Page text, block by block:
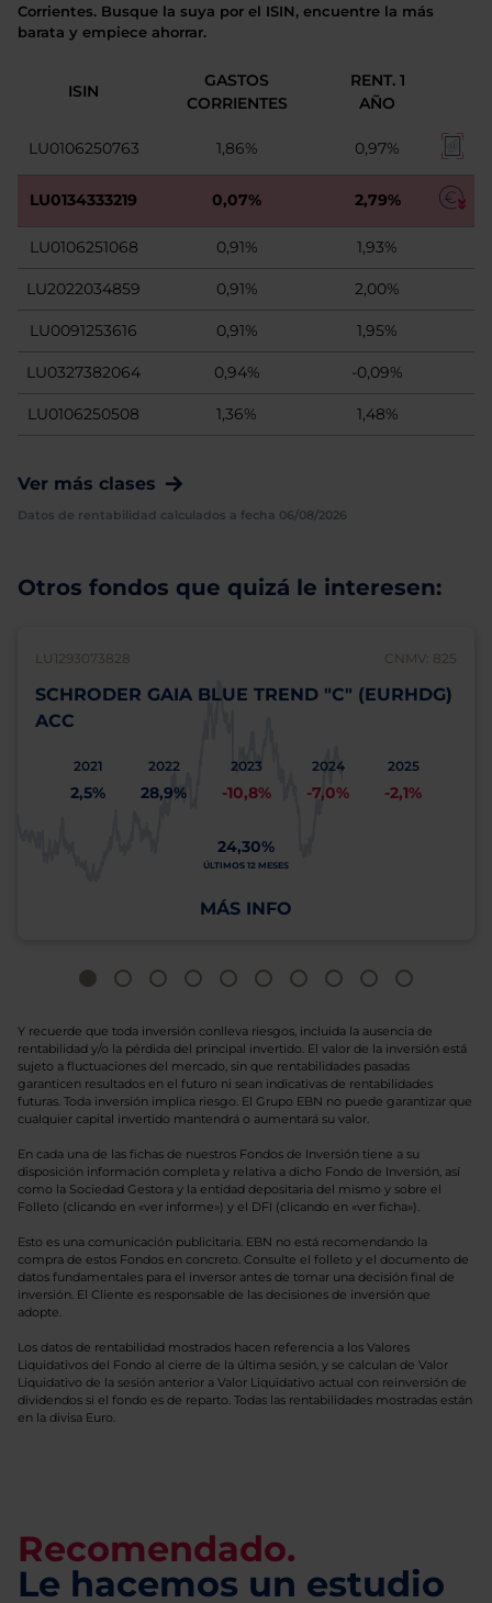
Corrientes. Busque la suya por el ISIN, encuentre la más
barata y empiece ahorrar.
ISIN
GASTOS
CORRIENTES
RENT. 1
AÑO
LU0106250763 1,86% 0,97%
LU0134333219 0,07% 2,79%
LU0106251068 0,91% 1,93%
LU2022034859 0,91% 2,00%
LU0091253616 0,91% 1,95%
LU0327382064 0,94% -0,09%
LU0106250508 1,36% 1,48%
Ver más clases
Datos de rentabilidad calculados a fecha 06/08/2026
Otros fondos que quizá le interesen:
LU1293073828 CNMV: 825
SCHRODER GAIA BLUE TREND "C" (EURHDG)
ACC
2021
2,5%
2022
28,9%
2023
-10,8%
2024
-7,0%
2025
-2,1%
24,30%
ÚLTIMOS 12 MESES
MÁS INFO
Y recuerde que toda inversión conlleva riesgos, incluida la ausencia de
rentabilidad y/o la pérdida del principal invertido. El valor de la inversión está
sujeto a fluctuaciones del mercado, sin que rentabilidades pasadas
garanticen resultados en el futuro ni sean indicativas de rentabilidades
futuras. Toda inversión implica riesgo. El Grupo EBN no puede garantizar que
cualquier capital invertido mantendrá o aumentará su valor.
En cada una de las fichas de nuestros Fondos de Inversión tiene a su
disposición información completa y relativa a dicho Fondo de Inversión, así
como la Sociedad Gestora y la entidad depositaria del mismo y sobre el
Folleto (clicando en «ver informe») y el DFI (clicando en «ver ficha»).
Esto es una comunicación publicitaria. EBN no está recomendando la
compra de estos Fondos en concreto. Consulte el folleto y el documento de
datos fundamentales para el inversor antes de tomar una decisión final de
inversión. El Cliente es responsable de las decisiones de inversión que
adopte.
Los datos de rentabilidad mostrados hacen referencia a los Valores
Liquidativos del Fondo al cierre de la última sesión, y se calculan de Valor
Liquidativo de la sesión anterior a Valor Liquidativo actual con reinversión de
dividendos si el fondo es de reparto. Todas las rentabilidades mostradas están
en la divisa Euro.
Recomendado.
Le hacemos un estudio